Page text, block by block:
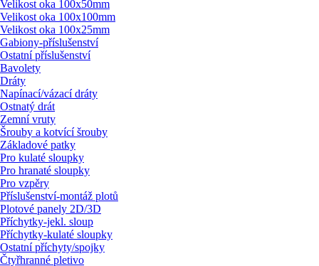
Velikost oka 100x50mm
Velikost oka 100x100mm
Velikost oka 100x25mm
Gabiony-příslušenství
Ostatní příslušenství
Bavolety
Dráty
Napínací/vázací dráty
Ostnatý drát
Zemní vruty
Šrouby a kotvící šrouby
Základové patky
Pro kulaté sloupky
Pro hranaté sloupky
Pro vzpěry
Příslušenství-montáž plotů
Plotové panely 2D/3D
Příchytky-jekl. sloup
Příchytky-kulaté sloupky
Ostatní příchyty/spojky
Čtyřhranné pletivo